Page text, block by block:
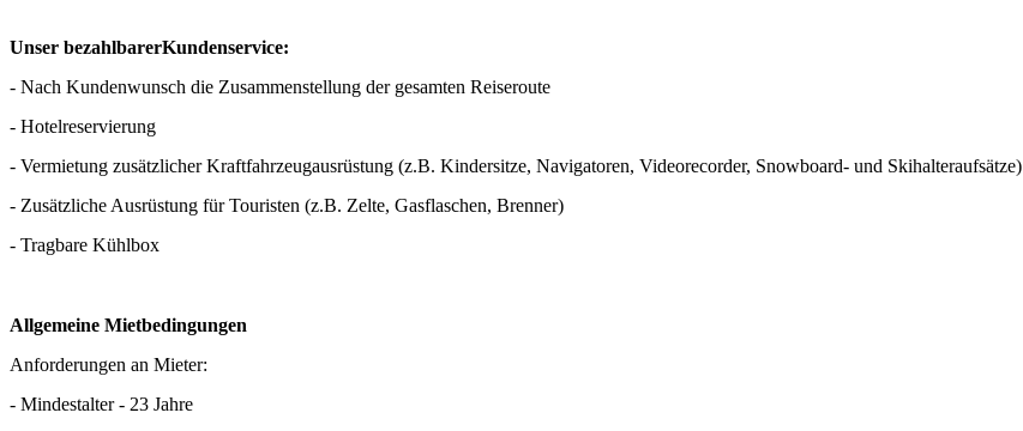
Unser bezahlbarerKundenservice:
- Nach Kundenwunsch die Zusammenstellung der gesamten Reiseroute
- Hotelreservierung
- Vermietung zusätzlicher Kraftfahrzeugausrüstung (z.B. Kindersitze, Navigatoren, Videorecorder, Snowboard- und Skihalteraufsätze)
- Zusätzliche Ausrüstung für Touristen (z.B. Zelte, Gasflaschen, Brenner)
- Tragbare Kühlbox
Allgemeine Mietbedingungen
Anforderungen an Mieter:
- Mindestalter - 23 Jahre